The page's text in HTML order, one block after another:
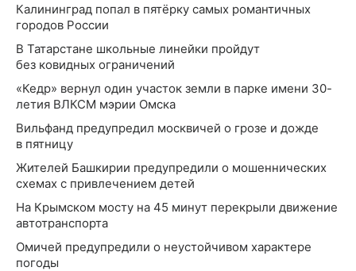
Калининград попал в пятёрку самых романтичных
городов России
В Татарстане школьные линейки пройдут
без ковидных ограничений
«Кедр» вернул один участок земли в парке имени 30-
летия ВЛКСМ мэрии Омска
Вильфанд предупредил москвичей о грозе и дожде
в пятницу
Жителей Башкирии предупредили о мошеннических
схемах с привлечением детей
На Крымском мосту на 45 минут перекрыли движение
автотранспорта
Омичей предупредили о неустойчивом характере
погоды